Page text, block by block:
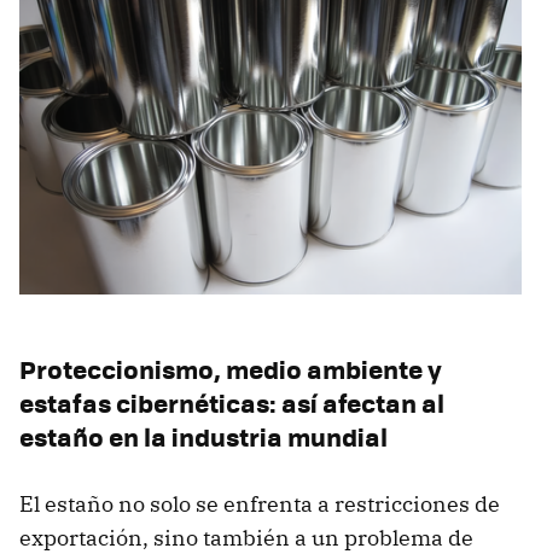
Proteccionismo, medio ambiente y
estafas cibernéticas: así afectan al
estaño en la industria mundial
El estaño no solo se enfrenta a restricciones de
exportación, sino también a un problema de